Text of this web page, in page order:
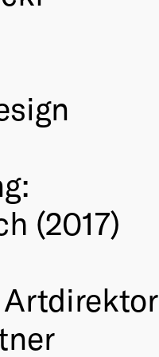
(2017)